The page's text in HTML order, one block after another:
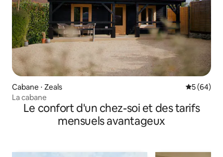
Cabane ⋅ Zeals
5 (64)
La cabane
Le confort d'un chez-soi et des tarifs
mensuels avantageux